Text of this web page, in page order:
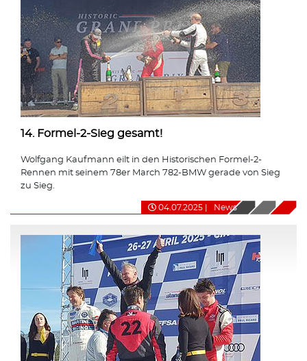
14. Formel-2-Sieg gesamt!
Wolfgang Kaufmann eilt in den Historischen Formel-2-
Rennen mit seinem 78er March 782-BMW gerade von Sieg
zu Sieg.
04.07.2025 News